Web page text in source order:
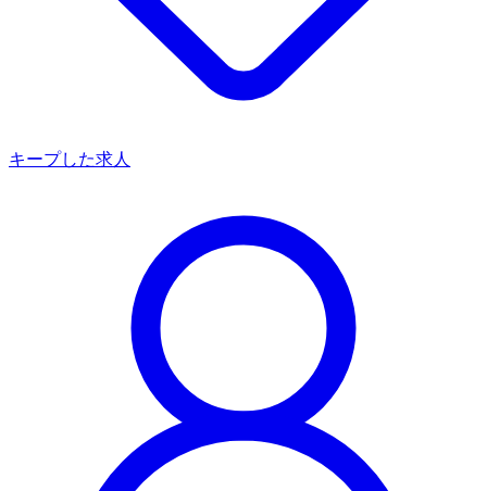
キープした求人